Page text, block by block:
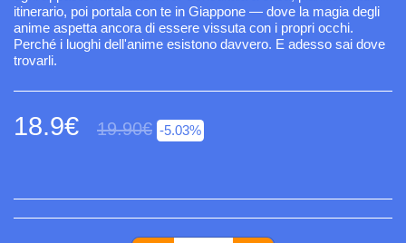
itinerario, poi portala con te in Giappone — dove la magia degli
anime aspetta ancora di essere vissuta con i propri occhi.
Perché i luoghi dell'anime esistono davvero. E adesso sai dove
trovarli.
18.9€ 19.90€ -5.03%